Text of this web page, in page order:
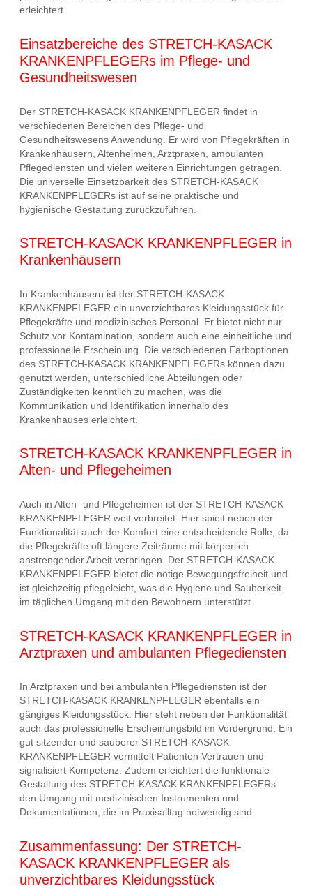
erleichtert.
Einsatzbereiche des STRETCH-KASACK
KRANKENPFLEGERs im Pflege- und
Gesundheitswesen
Der STRETCH-KASACK KRANKENPFLEGER findet in
verschiedenen Bereichen des Pflege- und
Gesundheitswesens Anwendung. Er wird von Pflegekräften in
Krankenhäusern, Altenheimen, Arztpraxen, ambulanten
Pflegediensten und vielen weiteren Einrichtungen getragen.
Die universelle Einsetzbarkeit des STRETCH-KASACK
KRANKENPFLEGERs ist auf seine praktische und
hygienische Gestaltung zurückzuführen.
STRETCH-KASACK KRANKENPFLEGER in
Krankenhäusern
In Krankenhäusern ist der STRETCH-KASACK
KRANKENPFLEGER ein unverzichtbares Kleidungsstück für
Pflegekräfte und medizinisches Personal. Er bietet nicht nur
Schutz vor Kontamination, sondern auch eine einheitliche und
professionelle Erscheinung. Die verschiedenen Farboptionen
des STRETCH-KASACK KRANKENPFLEGERs können dazu
genutzt werden, unterschiedliche Abteilungen oder
Zuständigkeiten kenntlich zu machen, was die
Kommunikation und Identifikation innerhalb des
Krankenhauses erleichtert.
STRETCH-KASACK KRANKENPFLEGER in
Alten- und Pflegeheimen
Auch in Alten- und Pflegeheimen ist der STRETCH-KASACK
KRANKENPFLEGER weit verbreitet. Hier spielt neben der
Funktionalität auch der Komfort eine entscheidende Rolle, da
die Pflegekräfte oft längere Zeiträume mit körperlich
anstrengender Arbeit verbringen. Der STRETCH-KASACK
KRANKENPFLEGER bietet die nötige Bewegungsfreiheit und
ist gleichzeitig pflegeleicht, was die Hygiene und Sauberkeit
im täglichen Umgang mit den Bewohnern unterstützt.
STRETCH-KASACK KRANKENPFLEGER in
Arztpraxen und ambulanten Pflegediensten
In Arztpraxen und bei ambulanten Pflegediensten ist der
STRETCH-KASACK KRANKENPFLEGER ebenfalls ein
gängiges Kleidungsstück. Hier steht neben der Funktionalität
auch das professionelle Erscheinungsbild im Vordergrund. Ein
gut sitzender und sauberer STRETCH-KASACK
KRANKENPFLEGER vermittelt Patienten Vertrauen und
signalisiert Kompetenz. Zudem erleichtert die funktionale
Gestaltung des STRETCH-KASACK KRANKENPFLEGERs
den Umgang mit medizinischen Instrumenten und
Dokumentationen, die im Praxisalltag notwendig sind.
Zusammenfassung: Der STRETCH-
KASACK KRANKENPFLEGER als
unverzichtbares Kleidungsstück